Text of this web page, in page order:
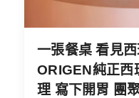
一張餐桌 看見
ORIGEN純正西
理 寫下開胃 團